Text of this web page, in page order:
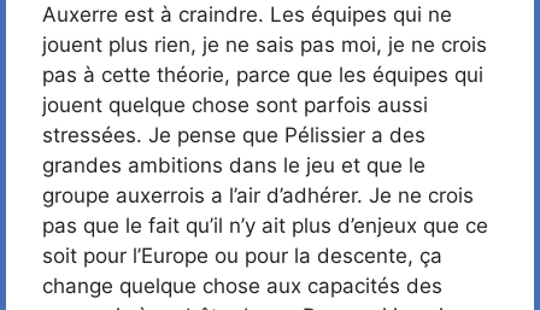
Auxerre est à craindre. Les équipes qui ne
jouent plus rien, je ne sais pas moi, je ne crois
pas à cette théorie, parce que les équipes qui
jouent quelque chose sont parfois aussi
stressées. Je pense que Pélissier a des
grandes ambitions dans le jeu et que le
groupe auxerrois a l’air d’adhérer. Je ne crois
pas que le fait qu’il n’y ait plus d’enjeux que ce
soit pour l’Europe ou pour la descente, ça
change quelque chose aux capacités des